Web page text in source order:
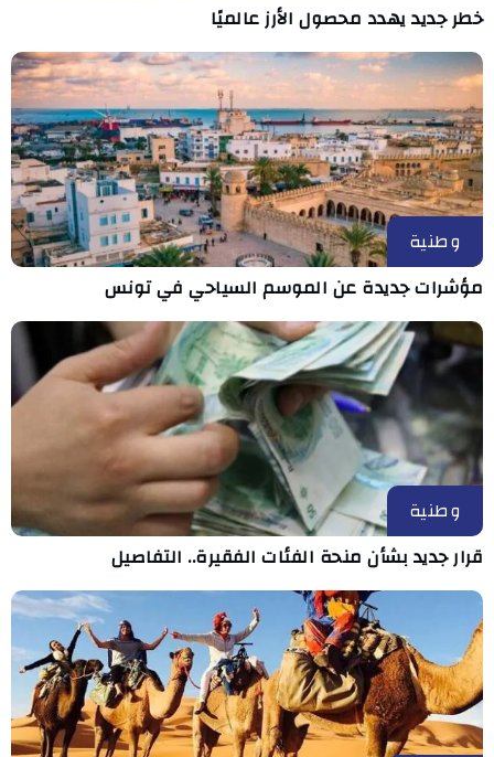
خطر جديد يهدد محصول الأرز عالميًا
وطنية
مؤشرات جديدة عن الموسم السياحي في تونس
وطنية
قرار جديد بشأن منحة الفئات الفقيرة.. التفاصيل